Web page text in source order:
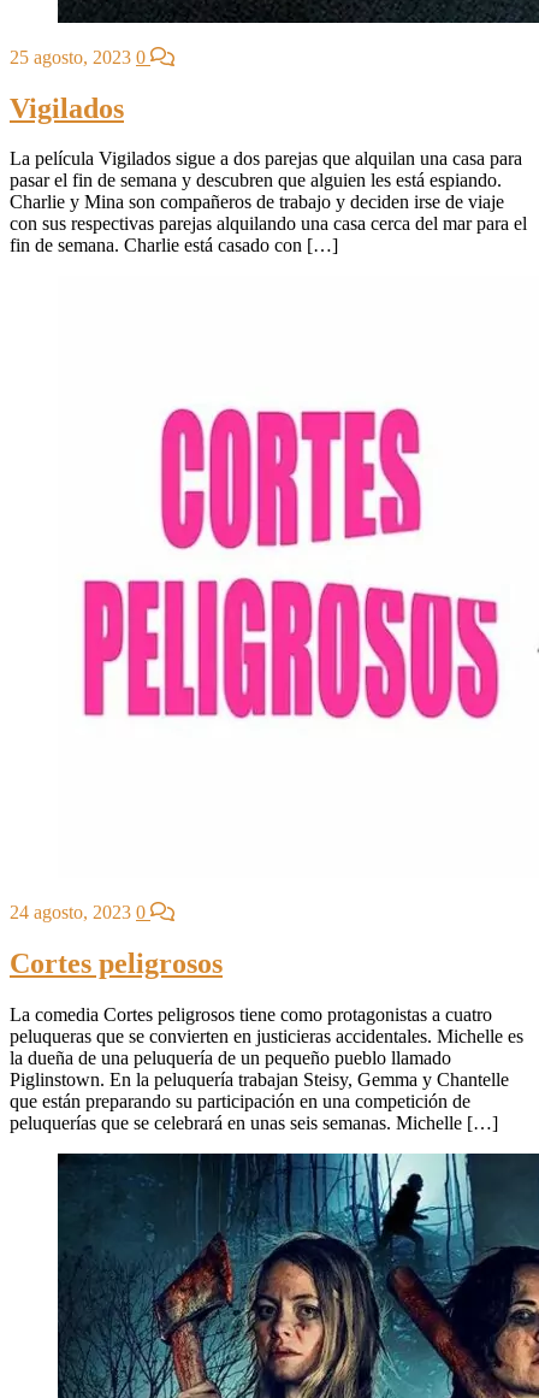
25 agosto, 2023 0
Vigilados
La película Vigilados sigue a dos parejas que alquilan una casa para
pasar el fin de semana y descubren que alguien les está espiando.
Charlie y Mina son compañeros de trabajo y deciden irse de viaje
con sus respectivas parejas alquilando una casa cerca del mar para el
fin de semana. Charlie está casado con […]
24 agosto, 2023 0
Cortes peligrosos
La comedia Cortes peligrosos tiene como protagonistas a cuatro
peluqueras que se convierten en justicieras accidentales. Michelle es
la dueña de una peluquería de un pequeño pueblo llamado
Piglinstown. En la peluquería trabajan Steisy, Gemma y Chantelle
que están preparando su participación en una competición de
peluquerías que se celebrará en unas seis semanas. Michelle […]